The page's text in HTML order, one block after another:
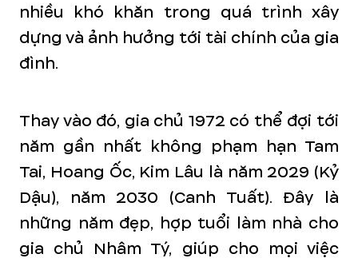
nhiều khó khăn trong quá trình xây
dựng và ảnh hưởng tới tài chính của gia
đình.
Thay vào đó, gia chủ 1972 có thể đợi tới
năm gần nhất không phạm hạn Tam
Tai, Hoang Ốc, Kim Lâu là năm 2029 (Kỷ
Dậu), năm 2030 (Canh Tuất). Đây là
những năm đẹp, hợp tuổi làm nhà cho
gia chủ Nhâm Tý, giúp cho mọi việc